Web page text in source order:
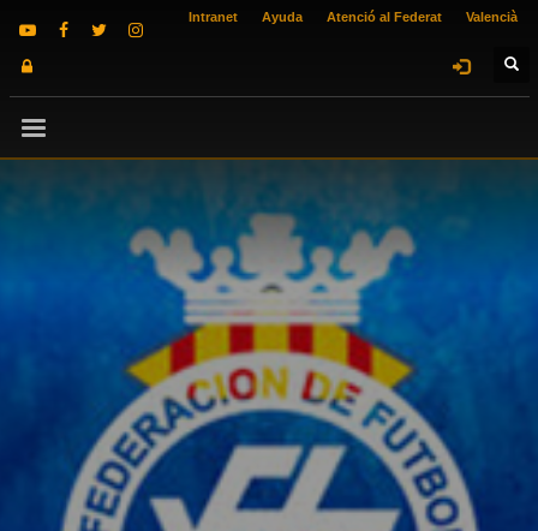
Intranet Ayuda Atenció al Federat Valencià